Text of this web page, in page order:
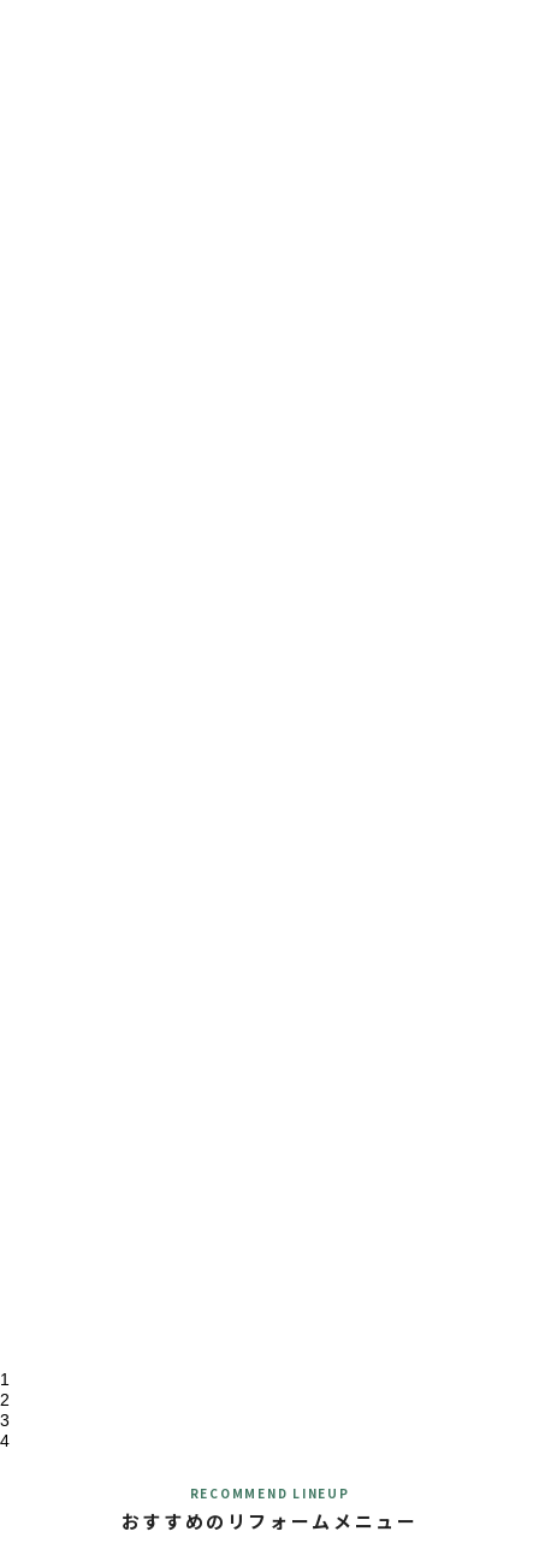
1
2
3
4
RECOMMEND LINEUP
おすすめのリフォームメニュー